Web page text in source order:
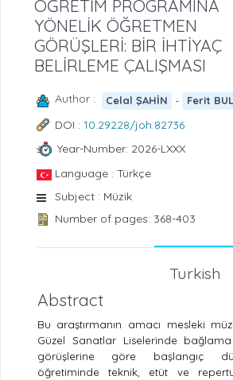
ÖĞRETİM PROGRAMINA
YÖNELİK ÖĞRETMEN
GÖRÜŞLERİ: BİR İHTİYAÇ
BELİRLEME ÇALIŞMASI
Author : Celal ŞAHİN - Ferit
DOI : 10.29228/joh.82736
Year-Number: 2026-LXXX
Language : Türkçe
Subject : Müzik
Number of pages: 368-403
Turkish
Abstract
Bu araştırmanın amacı mesleki
Güzel Sanatlar Liselerinde
görüşlerine göre başlangıç
öğretiminde teknik, etüt ve